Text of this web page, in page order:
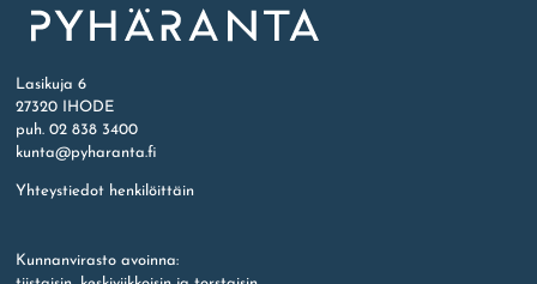
Lasikuja 6
27320 IHODE
puh. 02 838 3400
kunta@pyharanta.fi
Yhteystiedot henkilöittäin
Kunnanvirasto avoinna: